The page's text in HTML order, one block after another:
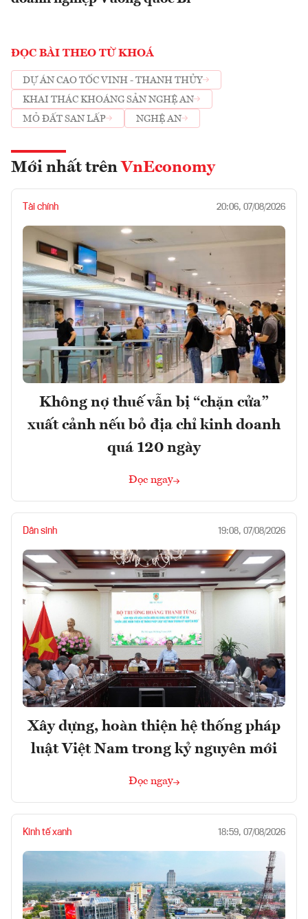
ĐỌC BÀI THEO TỪ KHOÁ
DỰ ÁN CAO TỐC VINH - THANH THỦY
KHAI THÁC KHOÁNG SẢN NGHỆ AN
MỎ ĐẤT SAN LẤP
NGHỆ AN
Mới nhất trên VnEconomy
Tài chính 20:06, 07/08/2026
Không nợ thuế vẫn bị “chặn cửa”
xuất cảnh nếu bỏ địa chỉ kinh doanh
quá 120 ngày
Đọc ngay
Dân sinh 19:08, 07/08/2026
Xây dựng, hoàn thiện hệ thống pháp
luật Việt Nam trong kỷ nguyên mới
Đọc ngay
Kinh tế xanh 18:59, 07/08/2026